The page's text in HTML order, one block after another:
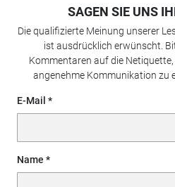
SAGEN SIE UNS
Die qualifizierte Meinung unserer
ist ausdrücklich erwünscht.
Kommentaren auf die
angenehme Kommunikation zu
E-Mail
Name